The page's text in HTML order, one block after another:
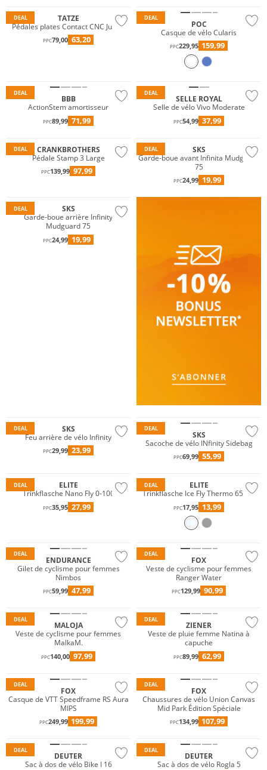
DEAL
TATZE
Pédales plates Contact CNC Junior
PPC79,00 63,20
DEAL
POC
Casque de vélo Cularis
PPC229,95 159,99
DEAL
BBB
ActionStem amortisseur
PPC89,99 71,99
DEAL
SELLE ROYAL
Selle de vélo Vivo Moderate
PPC54,99 37,99
DEAL
CRANKBROTHERS
Pédale Stamp 3 Large
PPC139,99 97,99
DEAL
SKS
Garde-boue avant Infinita Mudguard
75
PPC24,99 19,99
DEAL
SKS
Garde-boue arrière Infinity
Mudguard 75
PPC24,99 19,99
DEAL
SKS
Feu arrière de vélo Infinity
PPC29,99 23,99
DEAL
SKS
Sacoche de vélo INfinity Sidebag
PPC69,99 55,99
DEAL
ELITE
Trinkflasche Nano Fly 0-100
PPC35,95 27,99
DEAL
ELITE
Trinkflasche Ice Fly Thermo 650ml
PPC17,95 13,99
DEAL
ENDURANCE
Gilet de cyclisme pour femmes
Nimbos
PPC59,99 47,99
DEAL
FOX
Veste de cyclisme pour femmes
Ranger Water
PPC129,99 90,99
DEAL
MALOJA
Veste de cyclisme pour femmes
MalkaM.
PPC140,00 97,99
DEAL
Résistant à l'eau
ZIENER
Veste de pluie femme Natina à
capuche
PPC89,99 62,99
DEAL
FOX
Casque de VTT Speedframe RS Aura
MIPS
PPC249,99 199,99
DEAL
FOX
Chaussures de vélo Union Canvas
Mid Park Édition Spéciale
PPC134,99 107,99
DEAL
DEUTER
Sac à dos de vélo Bike I 16
DEAL
DEUTER
Sac à dos de vélo Rogla 5